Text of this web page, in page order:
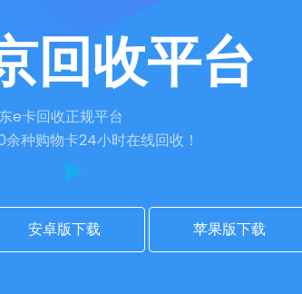
回收平台
e卡回收正规平台
余种购物卡24小时在线回收！
安卓版下载 苹果版下载